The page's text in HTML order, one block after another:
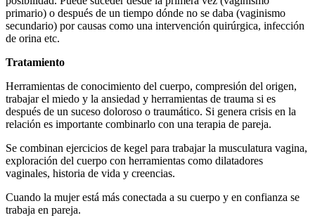
primario) o después de un tiempo dónde no se daba (vaginismo
secundario) por causas como una intervención quirúrgica, infección
de orina etc.
Tratamiento
Herramientas de conocimiento del cuerpo, compresión del origen,
trabajar el miedo y la ansiedad y herramientas de trauma si es
después de un suceso doloroso o traumático. Si genera crisis en la
relación es importante combinarlo con una terapia de pareja.
Se combinan ejercicios de kegel para trabajar la musculatura vagina,
exploración del cuerpo con herramientas como dilatadores
vaginales, historia de vida y creencias.
Cuando la mujer está más conectada a su cuerpo y en confianza se
trabaja en pareja.